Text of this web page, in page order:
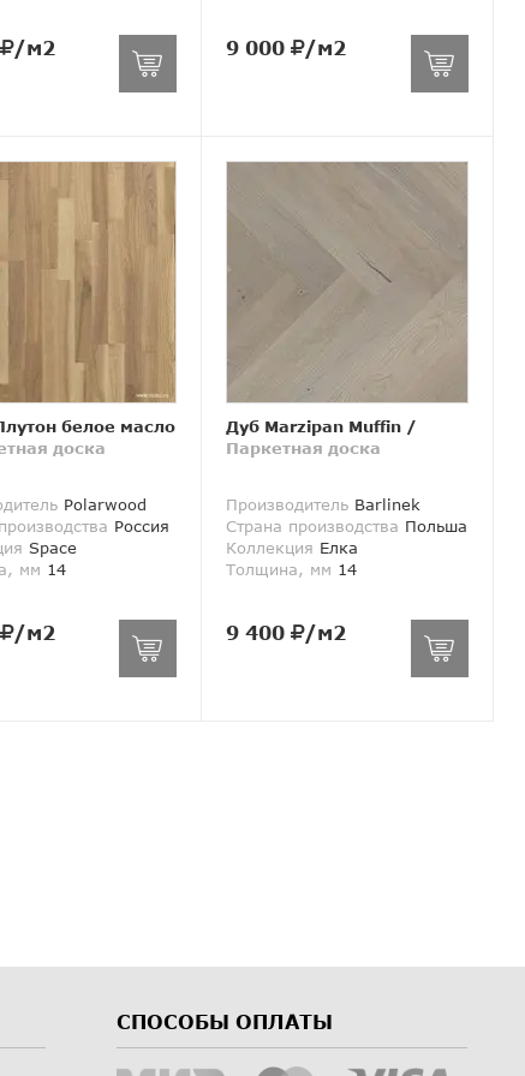
/м2 9 000 /м2
белое масло
доска
Polarwood
Россия
Space
мм 14
/м2
Дуб Marzipan Muffin /
Паркетная доска
Производитель Barlinek
Страна производства Польша
Коллекция Елка
Толщина, мм 14
9 400 /м2
СПОСОБЫ ОПЛАТЫ